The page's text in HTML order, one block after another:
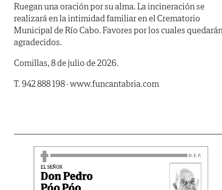
Ruegan una oración por su alma. La incineración se
realizará en la intimidad familiar en el Crematorio
Municipal de Río Cabo. Favores por los cuales
agradecidos.
Comillas, 8 de julio de 2026.
T. 942 888 198 · www.funcantabria.com